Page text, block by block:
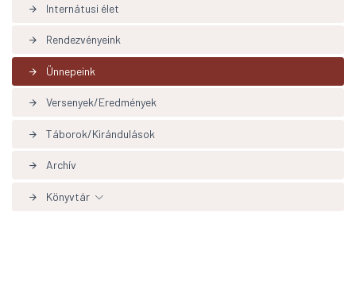
arrow_forward Internátusi élet
arrow_forward Rendezvényeink
arrow_forward Ünnepeink
arrow_forward Versenyek/Eredmények
arrow_forward Táborok/Kirándulások
arrow_forward Archív
arrow_forward Könyvtár